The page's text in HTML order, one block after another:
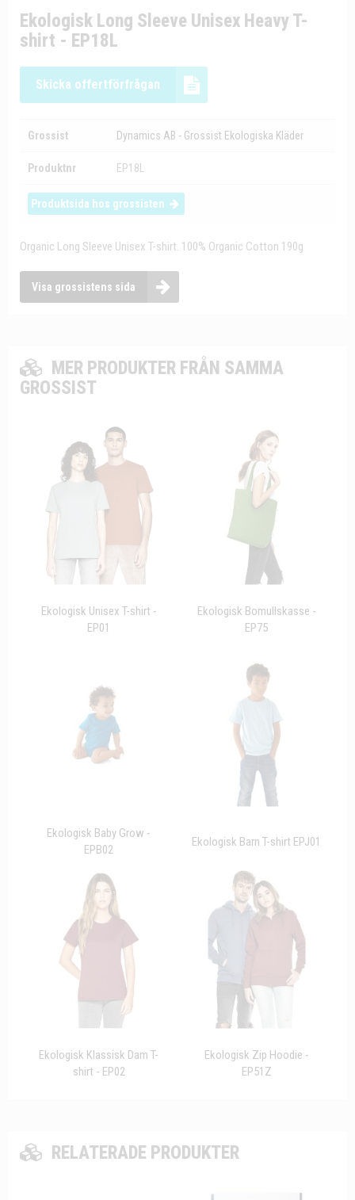
Ekologisk Long Sleeve Unisex Heavy T-
shirt - EP18L
Skicka offertförfrågan
Grossist Dynamics AB - Grossist Ekologiska Kläder
Produktnr EP18L
Produktsida hos grossisten
Organic Long Sleeve Unisex T-shirt. 100% Organic Cotton 190g
Visa grossistens sida
MER PRODUKTER FRÅN SAMMA
GROSSIST
Ekologisk Unisex T-shirt -
EP01
Ekologisk Bomullskasse -
EP75
Ekologisk Baby Grow -
EPB02
Ekologisk Barn T-shirt EPJ01
Ekologisk Klassisk Dam T-
shirt - EP02
Ekologisk Zip Hoodie -
EP51Z
RELATERADE PRODUKTER